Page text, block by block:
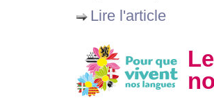
Lire l'article